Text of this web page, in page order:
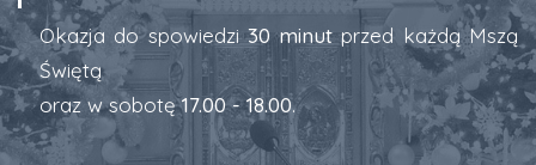
Okazja do spowiedzi30 minut przed każdą Mszą
Świętą
oraz w sobotę17.00 - 18.00.